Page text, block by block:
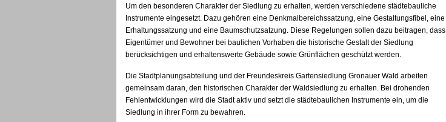
Um den besonderen Charakter der Siedlung zu erhalten, werden verschiedene städtebauliche
Instrumente eingesetzt. Dazu gehören eine Denkmalbereichssatzung, eine Gestaltungsfibel, eine
Erhaltungssatzung und eine Baumschutzsatzung. Diese Regelungen sollen dazu beitragen, dass
Eigentümer und Bewohner bei baulichen Vorhaben die historische Gestalt der Siedlung
berücksichtigen und erhaltenswerte Gebäude sowie Grünflächen geschützt werden.
Die Stadtplanungsabteilung und der Freundeskreis Gartensiedlung Gronauer Wald arbeiten
gemeinsam daran, den historischen Charakter der Waldsiedlung zu erhalten. Bei drohenden
Fehlentwicklungen wird die Stadt aktiv und setzt die städtebaulichen Instrumente ein, um die
Siedlung in ihrer Form zu bewahren.